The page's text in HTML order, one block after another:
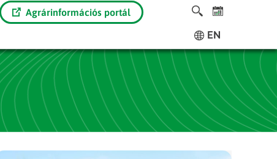
Agrárinformációs portál
EN